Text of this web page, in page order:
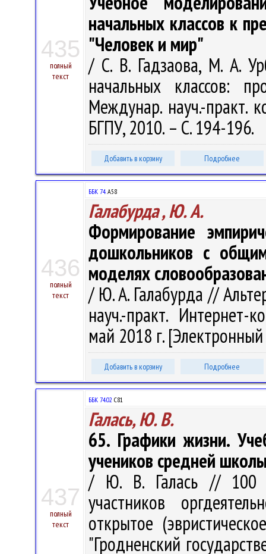
435
полный
текст
начальных классов к
"Человек и мир"
/ С. В. Гадзаова, М. А.
начальных классов:
Междунар. науч.-практ.
БГПУ, 2010. – С. 194-196.
Добавить в корзину Подробнее
436
полный
текст
ББК 74.А58
Галабурда , Ю. А.
Формирование
дошкольников с
моделях
/ Ю. А. Галабурда //
науч.-практ. Интернет-
май 2018 г.
Добавить в корзину Подробнее
437
полный
текст
ББК 74.02 С81
Галась, Ю. В.
65. Графики жизни.
учеников средней
/ Ю. В. Галась // 100
участников
открытое
"Гродненский